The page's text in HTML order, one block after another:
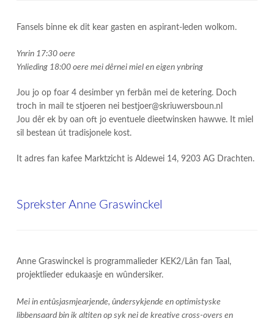
Fansels binne ek dit kear gasten en aspirant-leden wolkom.
Ynrin 17:30 oere
Ynlieding 18:00 oere mei dêrnei miel en eigen ynbring
Jou jo op foar 4 desimber yn ferbân mei de ketering. Doch
troch in mail te stjoeren nei bestjoer@skriuwersboun.nl
Jou dêr ek by oan oft jo eventuele dieetwinsken hawwe. It miel
sil bestean út tradisjonele kost.
It adres fan kafee Marktzicht is Aldewei 14, 9203 AG Drachten.
Sprekster Anne Graswinckel
Anne Graswinckel is programmalieder KEK2/Lân fan Taal,
projektlieder edukaasje en wûndersiker.
Mei in entûsjasmjearjende, ûndersykjende en optimistyske
libbensaard bin ik altiten op syk nei de kreative cross-overs en